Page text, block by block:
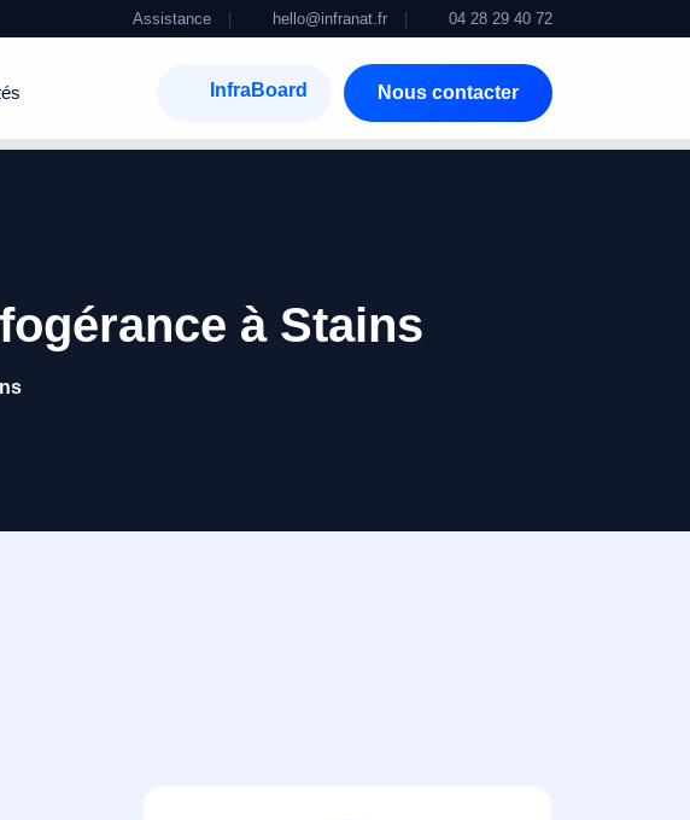
Assistance hello@infranat.fr 04 28 29 40 72
InfraBoard Nous contacter
à Stains